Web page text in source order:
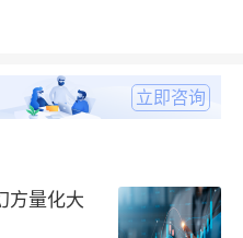
立即咨询
方量化大